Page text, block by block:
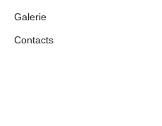
Galerie
Contacts